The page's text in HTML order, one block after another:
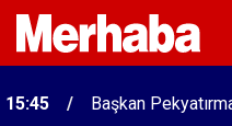
15:45 Başkan